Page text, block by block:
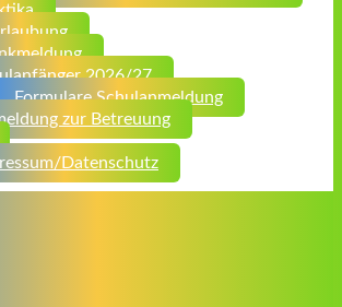
2026/27
Formulare Schulanmeldung
zur Betreuung
Datenschutz